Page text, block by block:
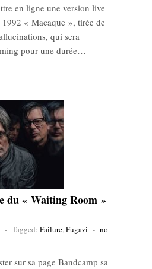
en ligne une version live
« Macaque », tirée de
qui sera
pour une durée…
du « Waiting Room »
- Tagged: Failure,Fugazi - no
sur sa page Bandcamp sa